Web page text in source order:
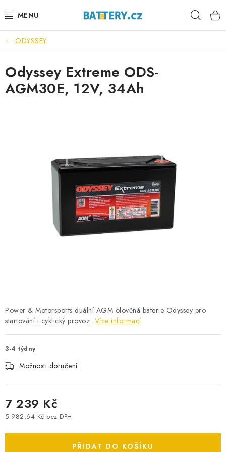
na
VÝHODNÉ SETY
SLUŽBY
AUTOBATERIE
STANIČNÍ BATERIE
BATERIOVÉ BOXY
POWERBANKY
MĚNIČE NAPĚTÍ
TESTERY BATERIÍ
BATERIE PRO VYSAVAČE
BATERIE PRO NOUZOVÁ OSVĚTLENÍ
ODYSSEY
Power & Motorsports duální AGM olověná baterie Odyssey pro
startování i cyklický provoz Více informací
3-4 týdny
Možnosti doručení
7 239 Kč
5 982,64 Kč bez DPH
PŘIDAT DO KOŠÍKU
Odyssey Extreme ODS-
AGM30E, 12V, 34Ah